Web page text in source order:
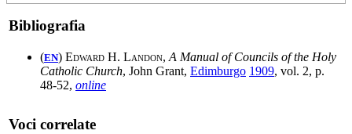
Bibliografia
(EN) Edward H. Landon,A Manual of Councils of the Holy
Catholic Church, John Grant, Edimburgo 1909, vol. 2, p.
48-52, online
Voci correlate